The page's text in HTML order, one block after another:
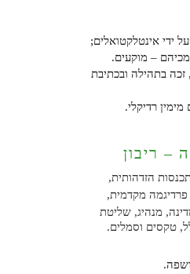
ידי אינטלקטואלים;
– מוקעים.
זכה בתהילה ובכתיבת
רדיקלי.
– ריבון
הזדהותית,
מקדמית,
מנהיג, שליטת
טקסים וסמלים.